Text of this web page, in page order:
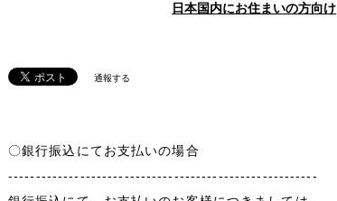
日本国内にお住まいの方向け
通報する
〇銀行振込にてお支払いの場合
--------------------------------------------------------